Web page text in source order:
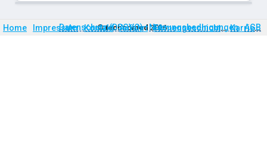
Home Impressum Kontakt Anfahrt Firmengeschichte Karriere
©technomed 2026
Datenschutz (DSGVO) Nutzungsbedingungen AGB